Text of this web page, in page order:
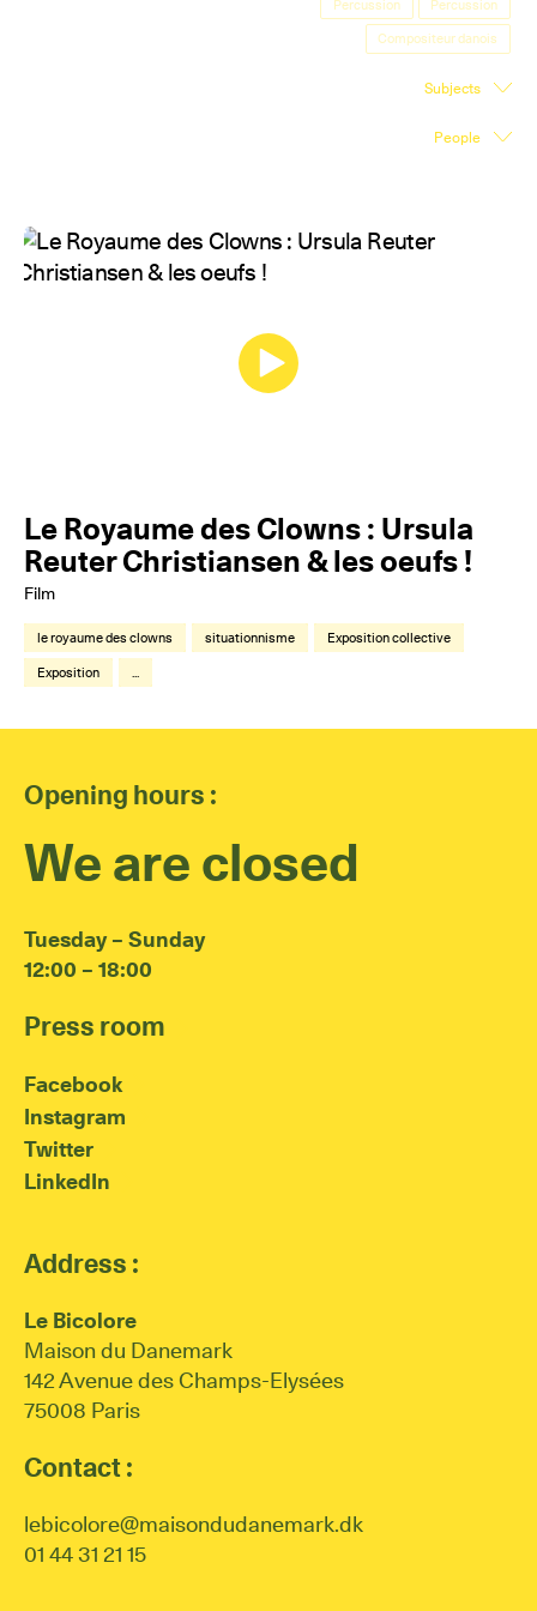
Fr
Percussion
Percussion
Compositeur danois
Subjects
People
Le Royaume des Clowns : Ursula
Reuter Christiansen & les oeufs !
Film
le royaume des clowns situationnisme
Exposition collective
Exposition
...
Opening hours :
We are closed
Tuesday – Sunday
12:00 – 18:00
Press room
Facebook
Instagram
Twitter
LinkedIn
Address :
Le Bicolore
Maison du Danemark
142 Avenue des Champs-Elysées
75008 Paris
Contact :
lebicolore@maisondudanemark.dk
01 44 31 21 15